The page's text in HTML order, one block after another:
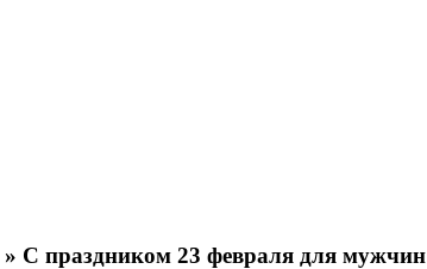
» С праздником 23 февраля для мужчин